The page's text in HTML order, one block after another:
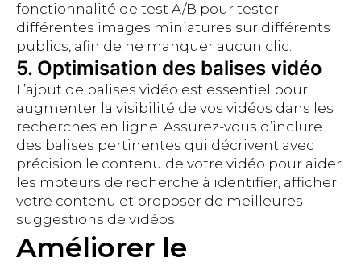
fonctionnalité de test A/B pour tester
différentes images miniatures sur différents
publics, afin de ne manquer aucun clic.
5. Optimisation des balises vidéo
L’ajout de balises vidéo est essentiel pour
augmenter la visibilité de vos vidéos dans les
recherches en ligne. Assurez-vous d’inclure
des balises pertinentes qui décrivent avec
précision le contenu de votre vidéo pour aider
les moteurs de recherche à identifier, afficher
votre contenu et proposer de meilleures
suggestions de vidéos.
Améliorer le